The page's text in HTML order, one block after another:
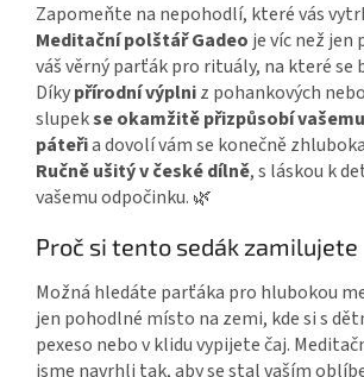
Zapomeňte na nepohodlí, které vás
Meditační polštář Gadeo je víc než jen
váš věrný parťák pro rituály, na které se
Díkypřírodní výplniz pohankových
slupekse okamžitě přizpůsobí
páteřia dovolí vám se konečně
Ručně ušitý v české dílně, s láskou k
vašemu odpočinku. 🌿
Proč si tento sedák zamilujete
Možná hledáte parťáka pro hlubokou
jen pohodlné místo na zemi, kde si s
pexeso nebo v klidu vypijete čaj.
jsme navrhli tak, aby se stal vaším